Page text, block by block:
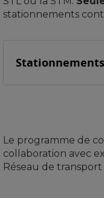
stationnements
Le programme de
collaboration avec
Réseau de